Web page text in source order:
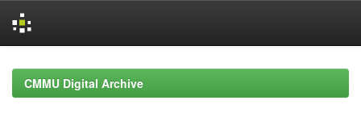
navigationCMMU Digital Archive